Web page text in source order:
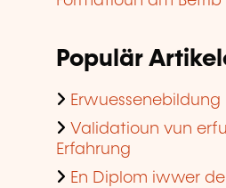
Populär
Erwuessenebildung
Validatioun vun
Erfahrung
En Diplom iwwer